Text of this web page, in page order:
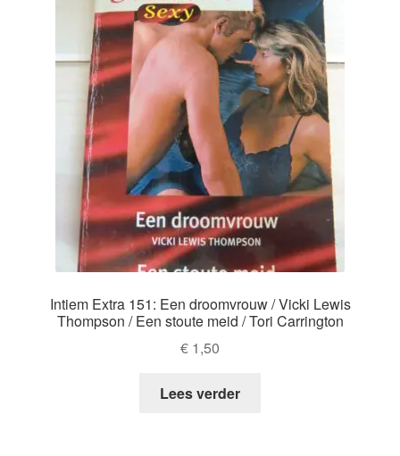
Intiem Extra 151: Een droomvrouw / Vicki Lewis
Thompson / Een stoute meid / Tori Carrington
€ 1,50
Lees verder